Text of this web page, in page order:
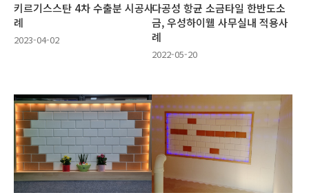
키르기스스탄 4차 수출분 시공사
례
2023-04-02
다공성 항균 소금타일 한반도소
금, 우성하이웰 사무실내 적용사
례
2022-05-20